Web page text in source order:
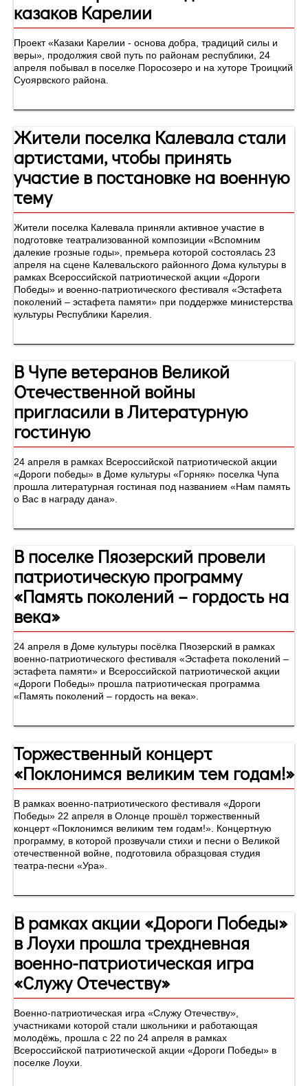
казаков Карелии
Проект «Казаки Карелии - основа добра, традиций силы и
веры», продолжия свой путь по районам республики, 24
апреля побывал в поселке Поросозеро и на хуторе Троицкий
Суоярвского района.
Жители поселка Калевала стали
артистами, чтобы принять
участие в постановке на военную
тему
Жители поселка Калевала приняли активное участие в
подготовке театрализованной композиции «Вспомним
далекие грозные годы», премьера которой состоялась 23
апреля на сцене Калевальского районного Дома культуры в
рамках Всероссийской патриотической акции «Дороги
Победы» и военно-патриотического фестиваля «Эстафета
поколений – эстафета памяти» при поддержке министерства
культуры Республики Карелия.
В Чупе ветеранов Великой
Отечественной войны
пригласили в Литературную
гостиную
24 апреля в рамках Всероссийской патриотической акции
«Дороги победы» в Доме культуры «Горняк» поселка Чупа
прошла литературная гостиная под названием «Нам память
о Вас в награду дана».
В поселке Пяозерский провели
патриотическую программу
«Память поколений – гордость на
века»
24 апреля в Доме культуры посёлка Пяозерский в рамках
военно-патриотического фестиваля «Эстафета поколений –
эстафета памяти» и Всероссийской патриотической акции
«Дороги Победы» прошла патриотическая программа
«Память поколений – гордость на века».
Торжественный концерт
«Поклонимся великим тем годам!»
В рамках военно-патриотического фестиваля «Дороги
Победы» 22 апреля в Олонце прошёл торжественный
концерт «Поклонимся великим тем годам!». Концертную
программу, в которой прозвучали стихи и песни о Великой
отечественной войне, подготовила образцовая студия
театра-песни «Ура».
В рамках акции «Дороги Победы»
в Лоухи прошла трехдневная
военно-патриотическая игра
«Служу Отечеству»
Военно-патриотическая игра «Служу Отечеству»,
участниками которой стали школьники и работающая
молодёжь, прошла с 22 по 24 апреля в рамках
Всероссийской патриотической акции «Дороги Победы» в
поселке Лоухи.